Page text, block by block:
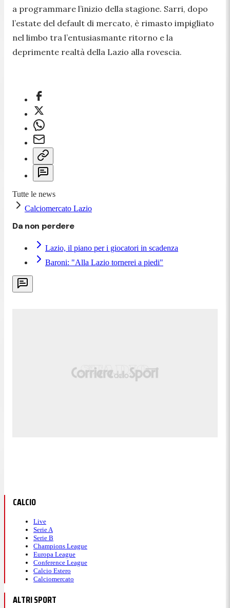
a programmare l’inizio della stagione. Sarri, dopo
l’estate del default di mercato, è rimasto impigliato
nel limbo tra l’entusiasmante ritorno e la
deprimente realtà della Lazio alla rovescia.
Tutte le news
Calciomercato Lazio
Da non perdere
Lazio, il piano per i giocatori in scadenza
Baroni: "Alla Lazio tornerei a piedi"
CALCIO
Live
Serie A
Serie B
Champions League
Europa League
Conference League
Calcio Estero
Calciomercato
ALTRI SPORT